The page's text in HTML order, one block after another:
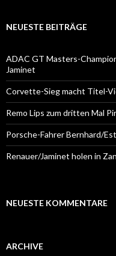
NEUESTE BEITRÄGE
ADAC GT Masters-
Jaminet
Corvette-Sieg macht Titel-
Remo Lips zum dritten Mal
Porsche-Fahrer Bernhard/
Renauer/Jaminet holen in
NEUESTE KOMMENTARE
ARCHIVE